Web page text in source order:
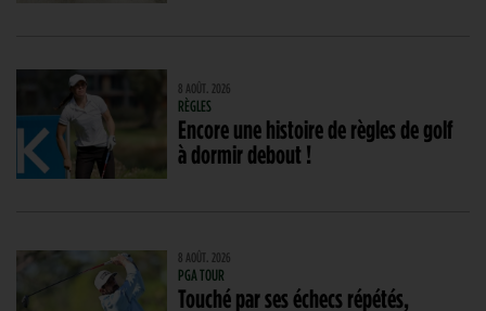
8 AOÛT. 2026
RÈGLES
Encore une histoire de règles de golf
à dormir debout !
8 AOÛT. 2026
PGA TOUR
Touché par ses échecs répétés,